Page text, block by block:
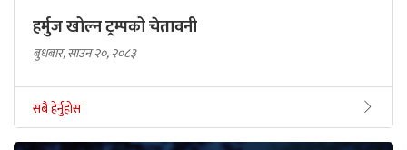
हर्मुज खोल्न ट्रम्पको चेतावनी
बुधबार, साउन २०, २०८३
सबै हेर्नुहोस